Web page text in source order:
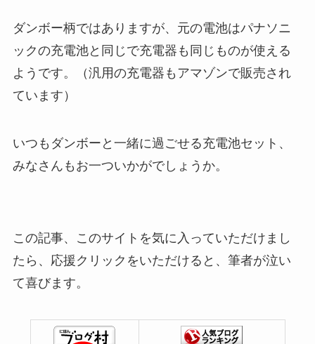
ダンボー柄ではありますが、元の電池はパナソニ
ックの充電池と同じで充電器も同じものが使える
ようです。（汎用の充電器もアマゾンで販売され
ています）
いつもダンボーと一緒に過ごせる充電池セット、
みなさんもお一ついかがでしょうか。
この記事、このサイトを気に入っていただけまし
たら、応援クリックをいただけると、筆者が泣い
て喜びます。